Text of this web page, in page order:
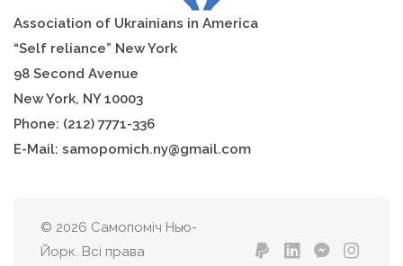
Association of Ukrainians in America
“Self reliance” New York
98 Second Avenue
New York, NY 10003
Phone: (212) 7771-336
E-Mail: samopomich.ny@gmail.com
© 2026 Самопоміч Нью-
Йорк. Всі права